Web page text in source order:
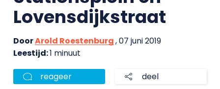
Lovensdijkstraat
DoorArold Roestenburg, 07 juni 2019
Leestijd:1 minuut
reageer deel